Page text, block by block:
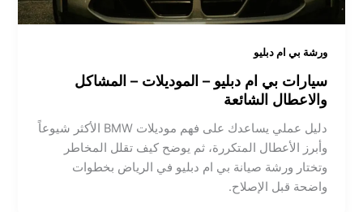
ورشة بي ام دبليو
سيارات بي ام دبليو – الموديلات – المشاكل
والاعطال الشائعة
دليل عملي يساعدك على فهم موديلات BMW الأكثر شيوعاً
وأبرز الأعطال المتكررة، ثم يوضح كيف تقلل المخاطر
وتختار ورشة صيانة بي ام دبليو في الرياض بخطوات
واضحة قبل الإصلاح.